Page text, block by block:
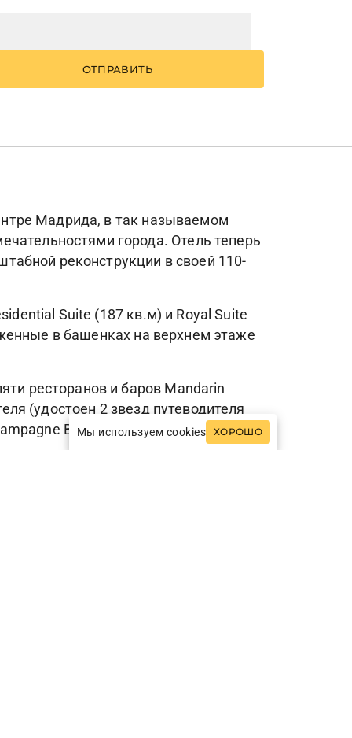
ОТПРАВИТЬ
Мадрида, в так называемом
города. Отель теперь
реконструкции в своей 110-
Suite (187 кв.м) и Royal Suite
в башенках на верхнем этаже
ресторанов и баров Mandarin
(удостоен 2 звезд путеводителя
Bar с широким выбором
Мы используем cookies ХОРОШО